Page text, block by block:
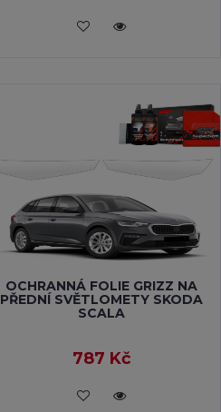
VLOŽIT DO KOŠÍKU
OCHRANNÁ FOLIE GRIZZ NA
PŘEDNÍ SVĚTLOMETY SKODA
SCALA
787 Kč
VLOŽIT DO KOŠÍKU